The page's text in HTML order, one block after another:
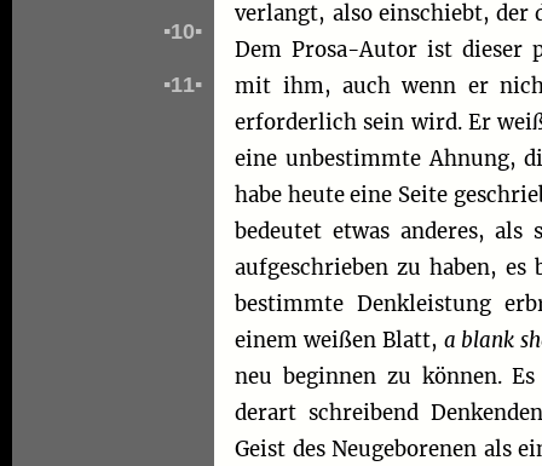
▪10▪
▪11▪
verlangt, also einschiebt, der
Dem Prosa-Autor ist dieser
mit ihm, auch wenn er
erforderlich sein wird. Er
eine unbestimmte Ahnung,
habe heute eine Seite
bedeutet etwas anderes, als
aufgeschrieben zu haben,
bestimmte Denkleistung
einem weißen Blatt, a blank
neu beginnen zu können.
derart schreibend
Geist des Neugeborenen als